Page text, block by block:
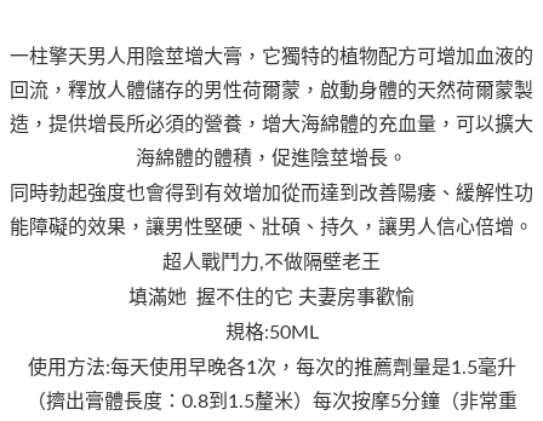
一柱擎天男人用陰莖增大膏，它獨特的植物配方可增加血液的
回流，釋放人體儲存的男性荷爾蒙，啟動身體的天然荷爾蒙製
造，提供增長所必須的營養，增大海綿體的充血量，可以擴大
海綿體的體積，促進陰莖增長。
同時勃起強度也會得到有效增加從而達到改善陽痿、緩解性功
能障礙的效果，讓男性堅硬、壯碩、持久，讓男人信心倍增。
超人戰鬥力,不做隔壁老王
填滿她 握不住的它 夫妻房事歡愉
規格:50ML
使用方法:每天使用早晚各1次，每次的推薦劑量是1.5毫升
（擠出膏體長度：0.8到1.5釐米）每次按摩5分鐘（非常重